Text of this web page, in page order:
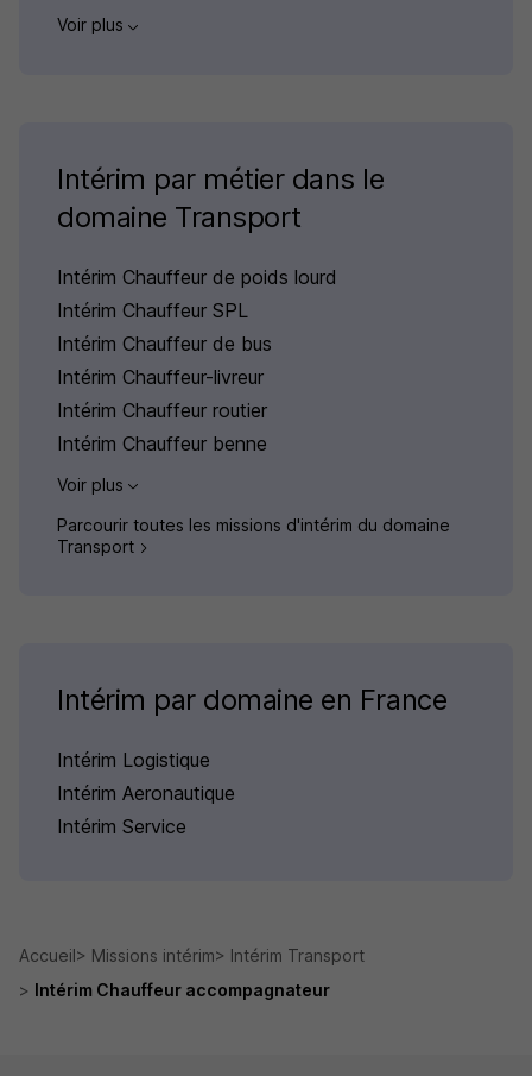
Voir plus
Intérim par métier dans le
domaine Transport
Intérim Chauffeur de poids lourd
Intérim Chauffeur SPL
Intérim Chauffeur de bus
Intérim Chauffeur-livreur
Intérim Chauffeur routier
Intérim Chauffeur benne
Voir plus
Parcourir toutes les missions d'intérim du domaine
Transport
Intérim par domaine en France
Intérim Logistique
Intérim Aeronautique
Intérim Service
Accueil Missions intérim
Intérim Transport
Intérim Chauffeur accompagnateur